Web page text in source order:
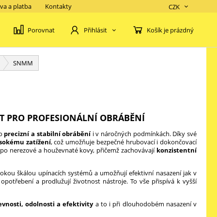
a platba Kontakty CZK
Porovnat Přihlásit Košík je prázdný
SNMM
PRO PROFESIONÁLNÍ OBRÁBĚNÍ
precizní a stabilní obráběníi v náročných podmínkách. Díky své
zatížení, což umožňuje bezpečné hrubovací i dokončovací
nerezové a houževnaté kovy, přičemž zachovávají konzistentní
škálou upínacích systémů a umožňují efektivní nasazení jak v
a prodlužují životnost nástroje. To vše přispívá k vyšší
odolnosti a efektivitya to i při dlouhodobém nasazení v